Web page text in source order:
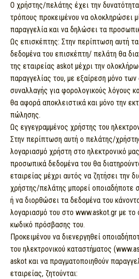
Ο χρήστης/πελάτης έχει την
τρόπους προκειμένου να ολοκληρώσει
παραγγελία και να δηλώσει τα
Ως επισκέπτης: Στην περίπτωση αυτή
δεδομένα του επισκέπτη/ πελάτη θα
της εταιρείας askot μέχρι την
παραγγελίας του, με εξαίρεση μόνο
συναλλαγής για φορολογικούς λόγους
θα αφορά αποκλειστικά και μόνο την
πώλησης.
Ως εγγεγραμμένος χρήστης του
Στην περίπτωση αυτή ο πελάτης/
λογαριασμό χρήστη στο ηλεκτρονικό
προσωπικά δεδομένα του θα
εταιρείας μέχρι αυτός να ζητήσει την
χρήστης/πελάτης μπορεί οποιαδήποτε
ή να διορθώσει τα δεδομένα του
λογαριασμό του στο www.askot.gr με το
κωδικό πρόσβασης του.
Προκειμένου να διενεργηθεί
του ηλεκτρονικού καταστήματος
askot και να πραγματοποιηθούν
εταιρείας, ζητούνται: